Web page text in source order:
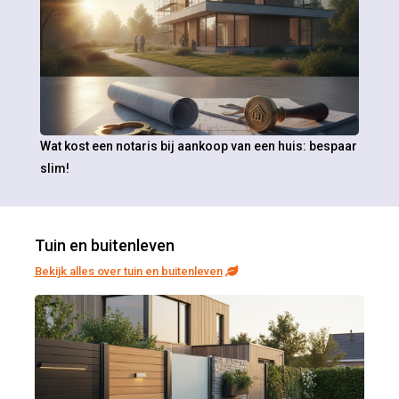
Wat kost een notaris bij aankoop van een huis: bespaar
slim!
Tuin en buitenleven
Bekijk alles over tuin en buitenleven